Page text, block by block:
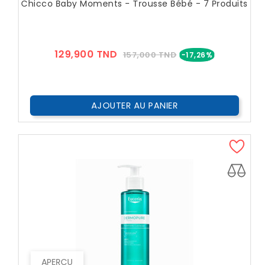
Chicco Baby Moments - Trousse Bébé - 7 Produits
129,900 TND Prix
157,000 TND -17,26%Prix
AJOUTER AU PANIER
APERÇU